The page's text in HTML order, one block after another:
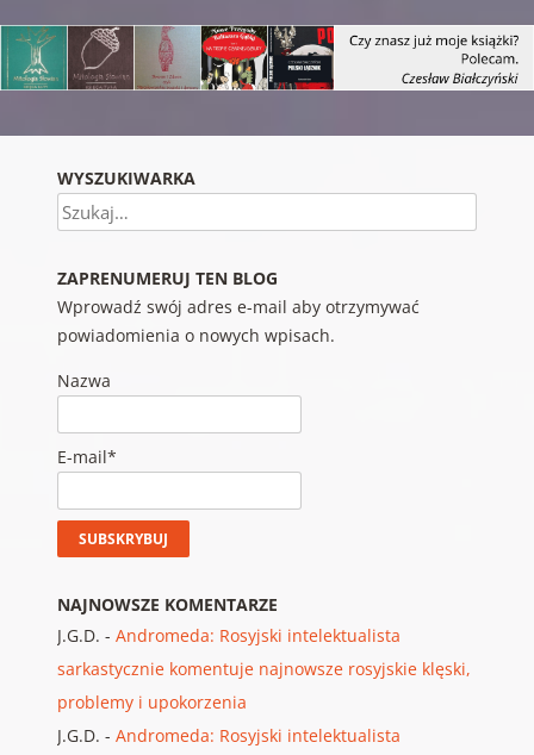
WYSZUKIWARKA
Szukaj
ZAPRENUMERUJ TEN BLOG
Wprowadź swój adres e-mail aby otrzymywać
powiadomienia o nowych wpisach.
Nazwa
E-mail*
NAJNOWSZE KOMENTARZE
J.G.D. - Andromeda: Rosyjski intelektualista
sarkastycznie komentuje najnowsze rosyjskie klęski,
problemy i upokorzenia
J.G.D. - Andromeda: Rosyjski intelektualista